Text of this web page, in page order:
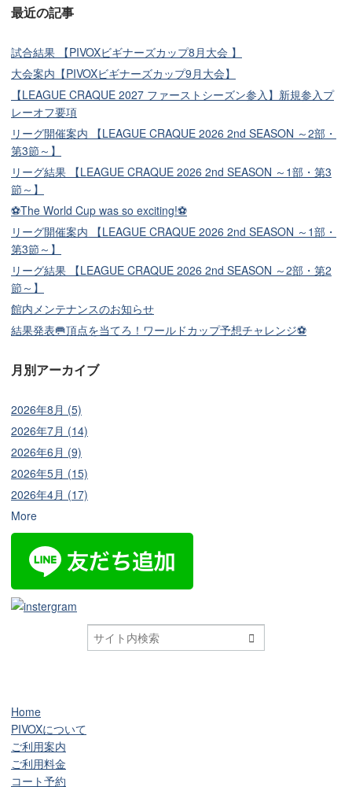
最近の記事
試合結果 【PIVOXビギナーズカップ8月大会 】
大会案内【PIVOXビギナーズカップ9月大会】
【LEAGUE CRAQUE 2027 ファーストシーズン参入】新規参入プ
レーオフ要項
リーグ開催案内 【LEAGUE CRAQUE 2026 2nd SEASON ～2部・
第3節～】
リーグ結果 【LEAGUE CRAQUE 2026 2nd SEASON ～1部・第3
節～】
⚽The World Cup was so exciting!⚽
リーグ開催案内 【LEAGUE CRAQUE 2026 2nd SEASON ～1部・
第3節～】
リーグ結果 【LEAGUE CRAQUE 2026 2nd SEASON ～2部・第2
節～】
館内メンテナンスのお知らせ
結果発表🥅頂点を当てろ！ワールドカップ予想チャレンジ⚽
月別アーカイブ
2026年8月 (5)
2026年7月 (14)
2026年6月 (9)
2026年5月 (15)
2026年4月 (17)
More

Home
PIVOXについて
ご利用案内
ご利用料金
コート予約